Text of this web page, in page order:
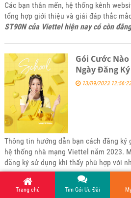
Các bạn thân mến, hệ thống kênh
tổng hợp giới thiệu và giải đáp thắc
ST90N của Viettel hiện nay có còn
Gói Cước
Ngày Đăng
13/09/2023
Thông tin hướng dẫn bạn cách đăng ký
hệ thống nhà mạng Viettel năm 2023.
đăng ký sử dụng khi thấy phù hợp với
Gói Cước
Trang chủ Tìm Gói Ưu Đãi